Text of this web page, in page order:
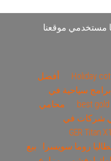
مستخدمي موقعنا
Holiday
أفضل
برامج سياحية في
best
محامي
شركات في
GER Titan
روما سويسرا
بيع